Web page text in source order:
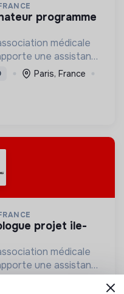
médicale
une assistance
la vie est
Paris, France
médicale
une assistance
la vie est